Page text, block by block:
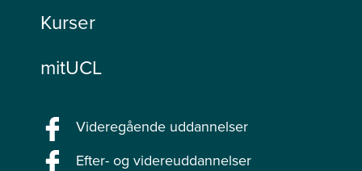
Kurser
mitUCL
Videregående uddannelser
Efter- og videreuddannelser